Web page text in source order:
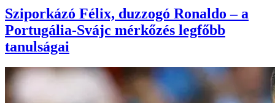
Sziporkázó Félix, duzzogó Ronaldo – a
Portugália-Svájc mérkőzés legfőbb
tanulságai